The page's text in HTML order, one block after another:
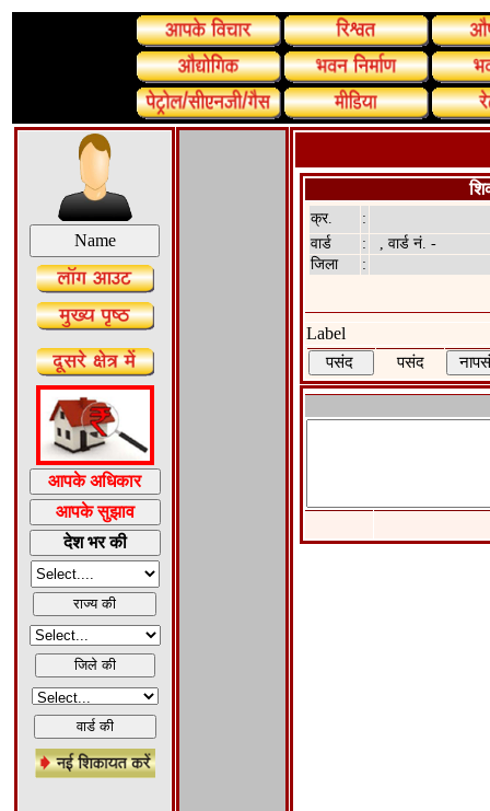
क्र.
:
वार्ड
:
, वार्ड नं. -
जिला
:
Label
पसंद